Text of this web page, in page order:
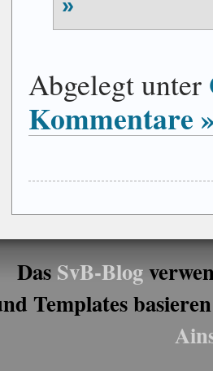
»
Abgelegt unter
Kommentare
DasSvB-Blog
Templates